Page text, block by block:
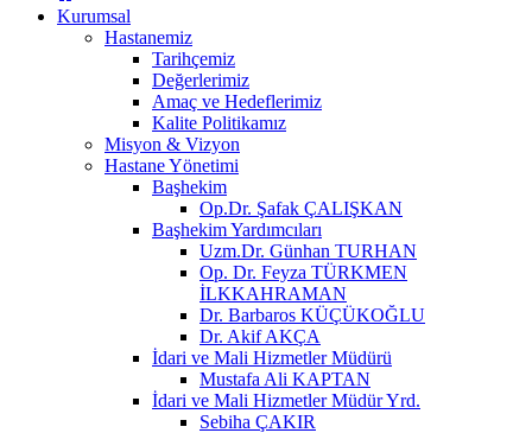
Kurumsal
Hastanemiz
Tarihçemiz
Değerlerimiz
Amaç ve Hedeflerimiz
Kalite Politikamız
Misyon & Vizyon
Hastane Yönetimi
Başhekim
Op.Dr. Şafak ÇALIŞKAN
Başhekim Yardımcıları
Uzm.Dr. Günhan TURHAN
Op. Dr. Feyza TÜRKMEN
İLKKAHRAMAN
Dr. Barbaros KÜÇÜKOĞLU
Dr. Akif AKÇA
İdari ve Mali Hizmetler Müdürü
Mustafa Ali KAPTAN
İdari ve Mali Hizmetler Müdür Yrd.
Sebiha ÇAKIR